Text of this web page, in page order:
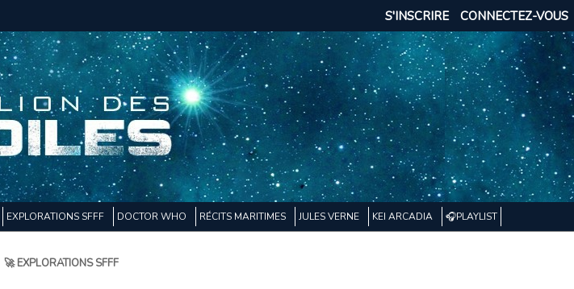
CONNECTEZ-VOUS
S'INSCRIRE
EXPLORATIONS SFFF DOCTOR WHO RÉCITS MARITIMES JULES VERNE KEI ARCADIA 🎧PLAYLIST
🚀 EXPLORATIONS SFFF